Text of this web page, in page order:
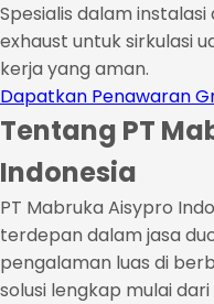
Spesialis dalam
exhaust untuk sirkulasi
kerja yang aman.
Dapatkan Penawaran
Tentang PT
Indonesia
PT Mabruka Aisypro
terdepan dalam jasa
pengalaman luas di
solusi lengkap mulai